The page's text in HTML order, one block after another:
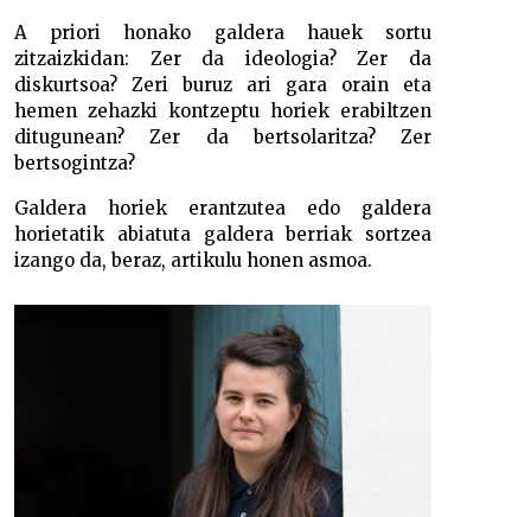
A priori honako galdera hauek sortu
zitzaizkidan: Zer da ideologia? Zer da
diskurtsoa? Zeri buruz ari gara orain eta
hemen zehazki kontzeptu horiek erabiltzen
ditugunean? Zer da bertsolaritza? Zer
bertsogintza?
Galdera horiek erantzutea edo galdera
horietatik abiatuta galdera berriak sortzea
izango da, beraz, artikulu honen asmoa.